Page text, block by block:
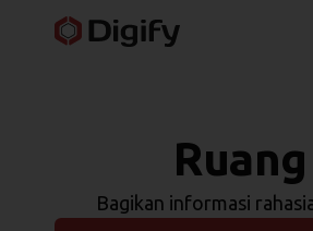
Bagikan informasi